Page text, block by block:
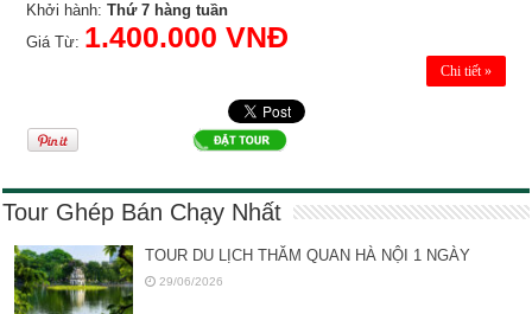
Khởi hành:Thứ 7 hàng tuần
Giá Từ: 1.400.000 VNĐ
Chi tiết »
Tour Ghép Bán Chạy Nhất
TOUR DU LỊCH THĂM QUAN HÀ NỘI 1 NGÀY
29/06/2026